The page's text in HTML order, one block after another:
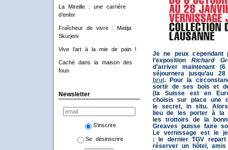
La Mireille : une carrière
d’enfer
Fraîcheur de vivre : Matija
Skurjeni
Vive l’art à la mie de pain !
Caché dans la maison des
fous
Newsletter
S'inscrire
Se désinscrire
Je ne peux cependant
l’expositionRichard
d’arriver maintenant
séjournera jusqu’au
brut. Pour la
sortir de ses bois et
(la Suisse est en
choisis sur place une
le secret, in situ.
lieu de les porter à la
les trottoirs de la
Greaves puisse faire
Le vernissage est le
: le dernier TGV
réserver un hôtel, amis